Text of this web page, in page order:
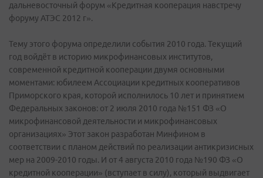
дальневосточный форум «Кредитная кооперация навстречу
форуму АТЭС 2012 г».
Тему этого форума определили события 2010 года. Текущий
год войдёт в историю микрофинансовых институтов,
современной кредитной кооперации двумя основными
моментами: юбилеем Ассоциации кредитных кооперативов
Приморского края, которой исполнилось 10 лет и принятием
Федеральных законов: от 2 июля 2010 года №151 ФЗ «О
микрофинансовой деятельности и микрофинансовых
организациях» Этот закон разработан Минфином в
соответствии с планом действий по реализации антикризисных
мер на 2009-2010 годы. И от 4 августа 2010 года №190 ФЗ «О
кредитной кооперации» (вступает в силу), который выдвигает